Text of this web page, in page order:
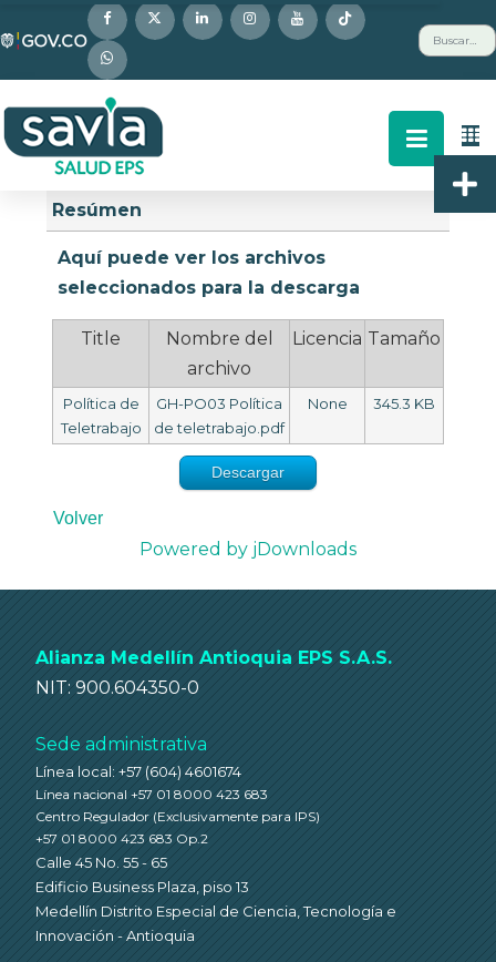
este
sitio
web
incluye
un
sistema
accesibilidad.
Buscar
Descripción
Resúmen
Aquí puede ver los archivos
seleccionados para la descarga
Title
Nombre del
archivo
Licencia Tamaño
Política de
Teletrabajo
GH-PO03 Política
de teletrabajo.pdf
None 345.3 KB
Descargar
Volver
Powered by jDownloads
Alianza Medellín Antioquia EPS S.A.S.
NIT: 900.604350-0
Sede administrativa
Línea local: +57 (604) 4601674
Línea nacional +57 01 8000 423 683
Centro Regulador (Exclusivamente para IPS)
+57 01 8000 423 683 Op.2
Calle 45 No. 55 - 65
Edificio Business Plaza, piso 13
Medellín Distrito Especial de Ciencia, Tecnología e
Innovación - Antioquia